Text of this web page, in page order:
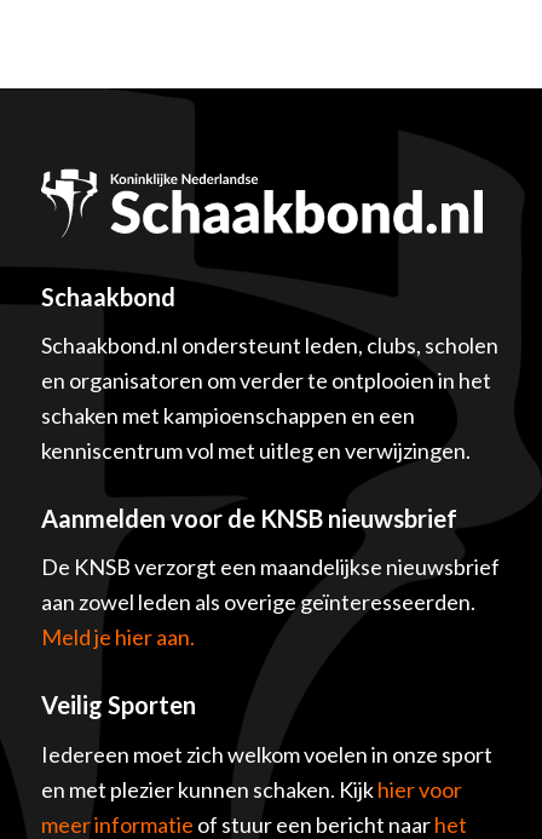
Schaakbond
Schaakbond.nl ondersteunt leden, clubs, scholen
en organisatoren om verder te ontplooien in het
schaken met kampioenschappen en een
kenniscentrum vol met uitleg en verwijzingen.
Aanmelden voor de KNSB nieuwsbrief
De KNSB verzorgt een maandelijkse nieuwsbrief
aan zowel leden als overige geïnteresseerden.
Meld je hier aan.
Veilig Sporten
Iedereen moet zich welkom voelen in onze sport
en met plezier kunnen schaken. Kijkhier voor
meer informatie of stuur een bericht naarhet